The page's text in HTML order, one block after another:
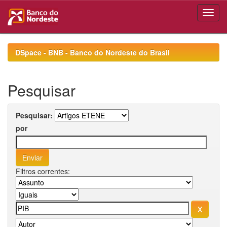
navigationDSpace - BNB - Banco do Nordeste do Brasil
Pesquisar
Pesquisar:
por
Filtros correntes: